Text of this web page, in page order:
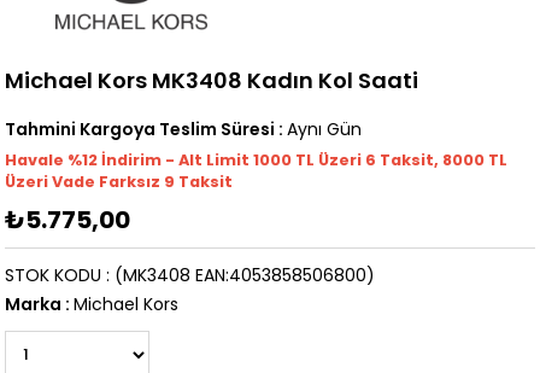
Michael Kors MK3408 Kadın Kol Saati
Tahmini Kargoya Teslim Süresi : Aynı Gün
Havale %12 İndirim - Alt Limit 1000 TL Üzeri 6 Taksit, 8000 TL
Üzeri Vade Farksız 9 Taksit
₺5.775,00
(MK3408 EAN:4053858506800)
STOK KODU
Marka : Michael Kors